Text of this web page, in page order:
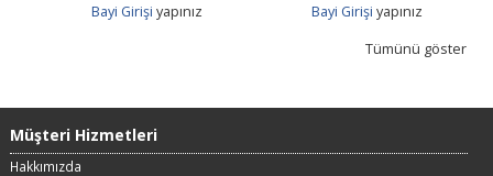
Bayi Girişiyapınız
Bayi Girişiyapınız
Tümünü göster
Müşteri Hizmetleri
Hakkımızda